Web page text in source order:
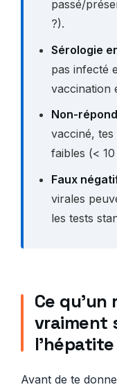
passé/
?).
Sérologie
pas infecté
vaccination
Non-
vacciné,
faibles (<
Faux
virales
les tests
Ce
vraiment
Avant de te